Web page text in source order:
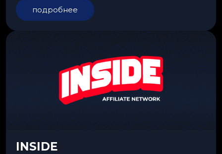
подробнее
INSIDE